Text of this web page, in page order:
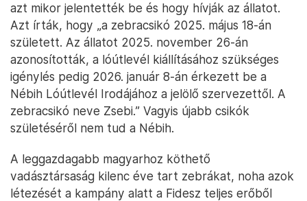
azt mikor jelentették be és hogy hívják az állatot.
Azt írták, hogy „a zebracsikó 2025. május 18-án
született. Az állatot 2025. november 26-án
azonosították, a lóútlevél kiállításához szükséges
igénylés pedig 2026. január 8-án érkezett be a
Nébih Lóútlevél Irodájához a jelölő szervezettől. A
zebracsikó neve Zsebi.” Vagyis újabb csikók
születéséről nem tud a Nébih.
A leggazdagabb magyarhoz köthető
vadásztársaság kilenc éve tart zebrákat, noha azok
létezését a kampány alatt a Fidesz teljes erőből